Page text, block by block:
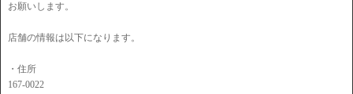
お願いします。
店舗の情報は以下になります。
・住所
167-0022